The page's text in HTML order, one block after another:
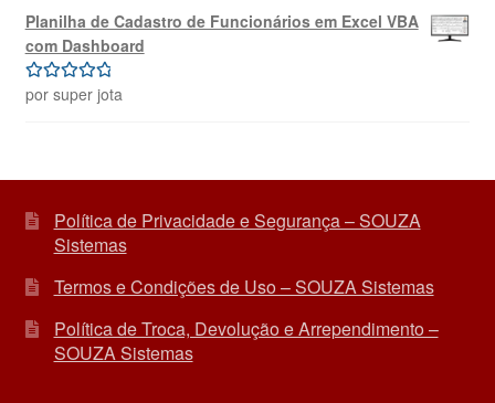
Planilha de Cadastro de Funcionários em Excel VBA
com Dashboard
Avaliação5
por super jota
Política de Privacidade e Segurança – SOUZA
Sistemas
Termos e Condições de Uso – SOUZA Sistemas
Política de Troca, Devolução e Arrependimento –
SOUZA Sistemas